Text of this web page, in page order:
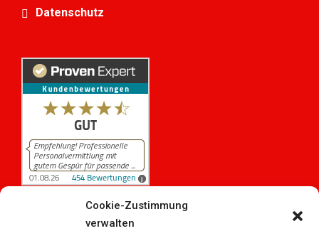
Cookie-Zustimmung
verwalten
Datenschutz